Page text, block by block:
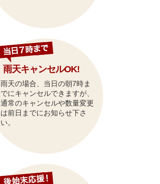
雨天キャンセルOK!
雨天の場合、当日の朝7時ま
でにキャンセルできますが、
通常のキャンセルや数量変更
は前日までにお知らせ下さ
い。